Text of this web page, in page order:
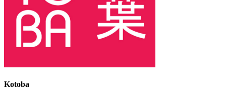
Kotoba